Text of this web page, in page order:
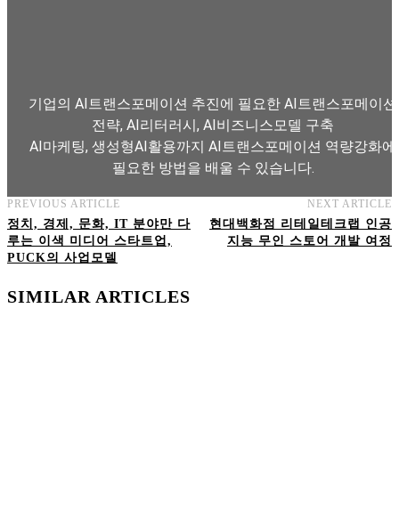
기업의 AI트랜스포메이션 추진에 필요한 AI트랜스포메이션
전략, AI리터러시, AI비즈니스모델 구축
AI마케팅, 생성형AI활용까지 AI트랜스포메이션 역량강화에
필요한 방법을 배울 수 있습니다.
AI트랜스포메이션 아카데미 교육과정 보기
PREVIOUS ARTICLE
정치, 경제, 문화, IT 분야만 다
루는 이색 미디어 스타트업,
PUCK의 사업모델
NEXT ARTICLE
현대백화점 리테일테크랩 인공
지능 무인 스토어 개발 여정
SIMILAR ARTICLES